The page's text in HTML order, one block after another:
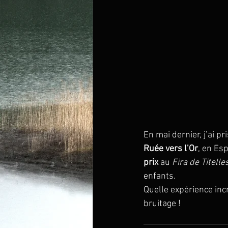
En mai dernier, j’ai
Ruée vers l’Or, en
prix au Fira de
enfants.
Quelle expérience
bruitage !